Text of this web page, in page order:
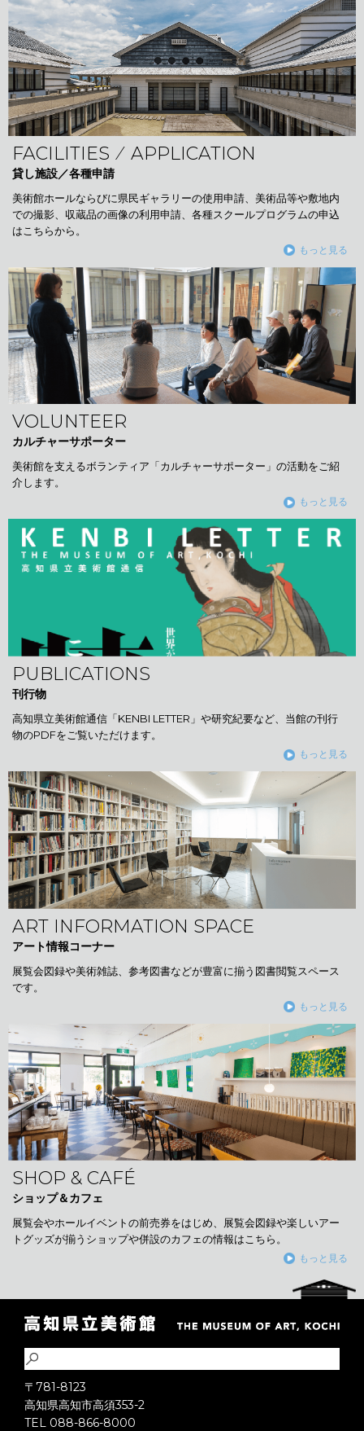
FACILITIES ⁄ APPLICATION
貸し施設／各種申請
美術館ホールならびに県民ギャラリーの使用申請、美術品等や敷地内
での撮影、収蔵品の画像の利用申請、各種スクールプログラムの申込
はこちらから。
もっと見る
VOLUNTEER
カルチャーサポーター
美術館を支えるボランティア「カルチャーサポーター」の活動をご紹
介します。
もっと見る
PUBLICATIONS
刊行物
高知県立美術館通信「KENBI LETTER」や研究紀要など、当館の刊行
物のPDFをご覧いただけます。
もっと見る
ART INFORMATION SPACE
アート情報コーナー
展覧会図録や美術雑誌、参考図書などが豊富に揃う図書閲覧スペース
です。
もっと見る
SHOP & CAFÉ
ショップ＆カフェ
展覧会やホールイベントの前売券をはじめ、展覧会図録や楽しいアー
トグッズが揃うショップや併設のカフェの情報はこちら。
もっと見る
〒781-8123
高知県高知市高須353-2
TEL 088-866-8000